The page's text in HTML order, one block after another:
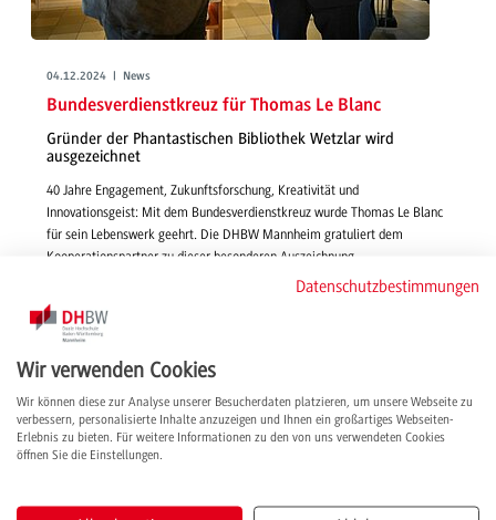
04.12.2024 | News
Bundesverdienstkreuz für Thomas Le Blanc
Gründer der Phantastischen Bibliothek Wetzlar wird
ausgezeichnet
40 Jahre Engagement, Zukunftsforschung, Kreativität und
Innovationsgeist: Mit dem Bundesverdienstkreuz wurde Thomas Le Blanc
für sein Lebenswerk geehrt. Die DHBW Mannheim gratuliert dem
Kooperationspartner zu dieser besonderen Auszeichnung.
Datenschutzbestimmungen
Wir verwenden Cookies
Wir können diese zur Analyse unserer Besucherdaten platzieren, um unsere Webseite zu
verbessern, personalisierte Inhalte anzuzeigen und Ihnen ein großartiges Webseiten-
Erlebnis zu bieten. Für weitere Informationen zu den von uns verwendeten Cookies
öffnen Sie die Einstellungen.